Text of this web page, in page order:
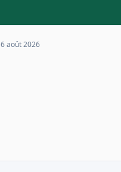
6 août 2026